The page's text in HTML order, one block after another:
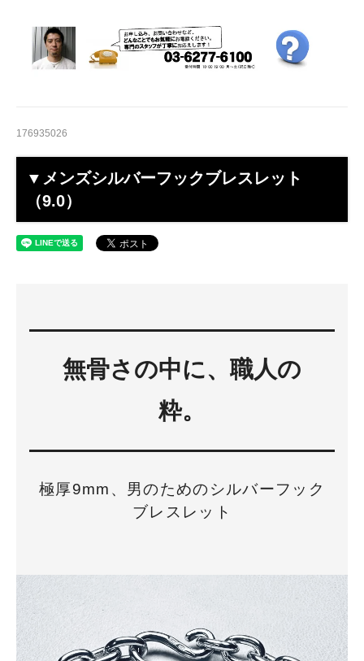
176935026
▼メンズシルバーフックブレスレット
（9.0）
無骨さの中に、職人の
粋。
極厚9mm、男のためのシルバーフック
ブレスレット